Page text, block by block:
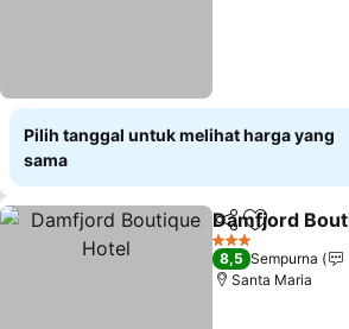
Pilih tanggal untuk melihat harga yang
sama
Bagikan
Damfjord
3 Bintang
8,5 Sempurna
Santa Maria